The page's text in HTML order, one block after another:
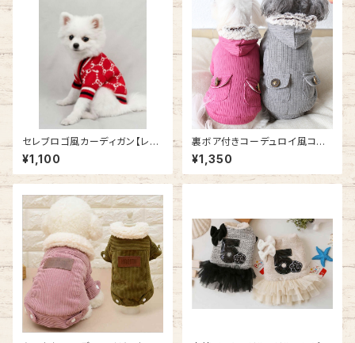
セレブロゴ風カーディガン【レッ
ド】 SH21AW3839996
¥1,100
裏ボア付きコーデュロイ風コー
ト NB20AW54
¥1,350